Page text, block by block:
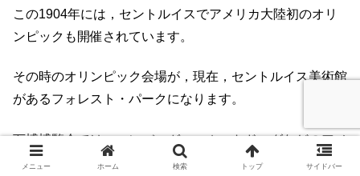
この1904年には，セントルイスでアメリカ大陸初のオリ
ンピックも開催されています。
その時のオリンピック会場が，現在，セントルイス美術館
があるフォレスト・パークになります。
万博博覧会では，ハンバーガー，ホットドッグなどのアメ
リカの食べ物が世界で初めて紹介され評判になり，これら
メニュー ホーム 検索 トップ サイドバー